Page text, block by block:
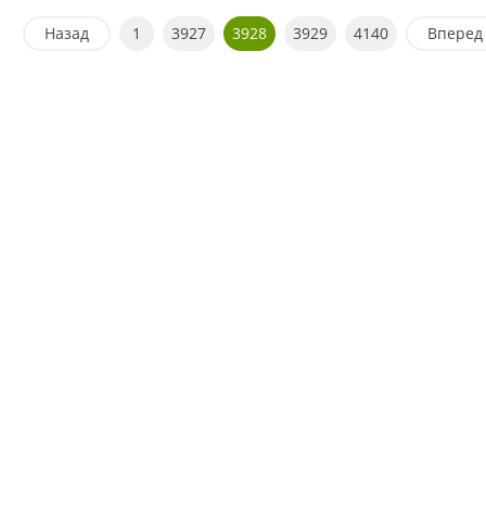
Назад 1 3927 3928 3929 4140 Вперед